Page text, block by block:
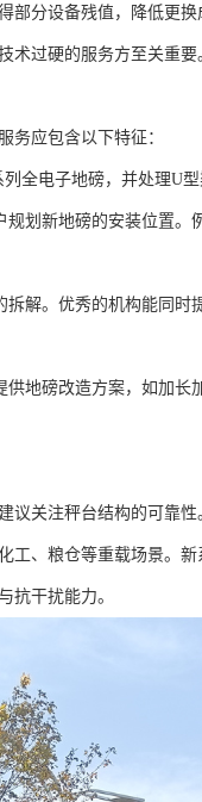
分设备残值，降低更换
术过硬的服务方至关重要
务应包含以下特征：
全电子地磅，并处理U型
划新地磅的安装位置。
解。优秀的机构能同时
地磅改造方案，如加长
关注秤台结构的可靠性
工、粮仓等重载场景。
抗干扰能力。